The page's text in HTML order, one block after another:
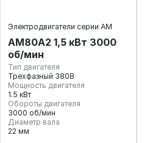
Электродвигатели серии АМ
АМ80А2 1,5 кВт 3000
об/мин
Тип двигателя
Трехфазный 380В
Мощность двигателя
1.5 кВт
Обороты двигателя
3000 об/мин
Диаметр вала
22 мм